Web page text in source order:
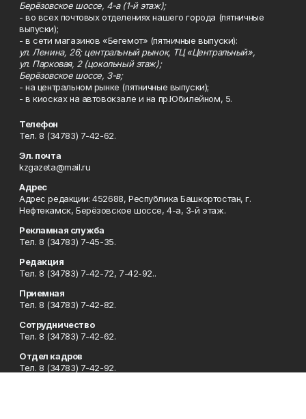
Берёзовское шоссе, 4-а (1-й этаж);
- во всех почтовых отделениях нашего города (пятничные
выпуски);
- в сети магазинов «Бегемот» (пятничные выпуски):
ул. Ленина, 26; центральный рынок, ТЦ «Центральный»,
ул. Парковая, 2 (цокольный этаж);
Берёзовское шоссе, 3-в;
- на центральном рынке (пятничные выпуски);
- в киосках на автовокзале и на пр.Юбилейном, 5.
Телефон
Тел. 8 (34783) 7-42-62.
Эл. почта
kzgazeta@mail.ru
Адрес
Адрес редакции: 452688, Республика Башкортостан, г.
Нефтекамск, Берёзовское шоссе, 4-а, 3-й этаж.
Рекламная служба
Тел. 8 (34783) 7-45-35.
Редакция
Тел. 8 (34783) 7-42-72, 7-42-92..
Приемная
Тел. 8 (34783) 7-42-82.
Сотрудничество
Тел. 8 (34783) 7-42-62.
Отдел кадров
Тел. 8 (34783) 7-42-92.